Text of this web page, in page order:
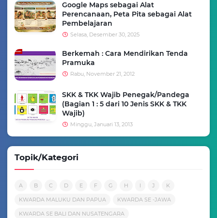
Google Maps sebagai Alat
Perencanaan, Peta Pita sebagai Alat
Pembelajaran
Selasa, Desember 30, 2025
Berkemah : Cara Mendirikan Tenda
Pramuka
Rabu, November 21, 2012
SKK & TKK Wajib Penegak/Pandega
(Bagian 1 : 5 dari 10 Jenis SKK & TKK
Wajib)
Minggu, Januari 13, 2013
Topik/Kategori
A B C D E F G H I J K
KWARDA MALUKU DAN PAPUA KWARDA SE -JAWA
KWARDA SE BALI DAN NUSATENGARA